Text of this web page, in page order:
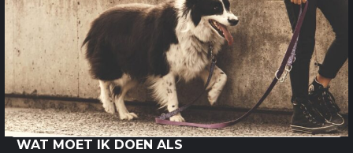
WAT MOET IK DOEN ALS